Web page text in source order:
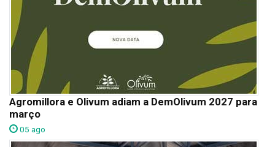
Agromillora e Olivum adiam a DemOlivum 2027 para
março
05 ago